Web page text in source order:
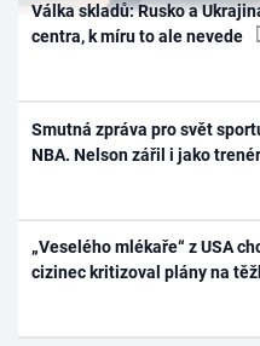
Válka skladů: Rusko a
centra, k míru to ale nevede
Smutná zpráva pro svět
NBA. Nelson zářil i jako trenér
„Veselého mlékaře“ z USA
cizinec kritizoval plány na